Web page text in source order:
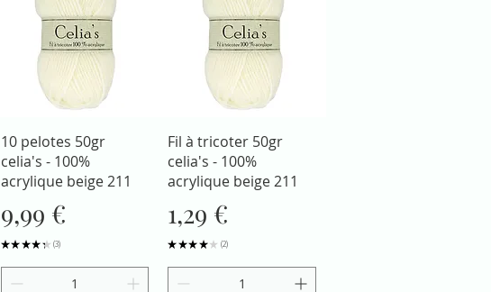
Aperçu rapide
10 pelotes 50gr
celia's - 100%
acrylique beige 211
Prix
9,99 €
★★ ★★ ★ 3
3
Aperçu rapide
Fil à tricoter 50gr
celia's - 100%
acrylique beige 211
Prix
1,29 €
★ ★★ ★ ★ 2
2